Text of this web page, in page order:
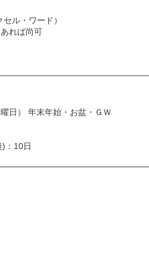
ル・ワード）
れば尚可
日） 年末年始・お盆・ＧＷ
：10日